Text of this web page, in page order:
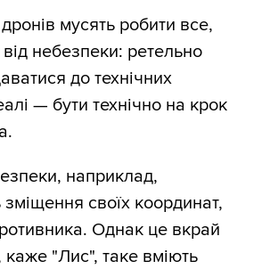
мусять робити все,
небезпеки: ретельно
до технічних
— бути технічно на крок
наприклад,
своїх координат,
Однак це вкрай
"Лис", таке вміють